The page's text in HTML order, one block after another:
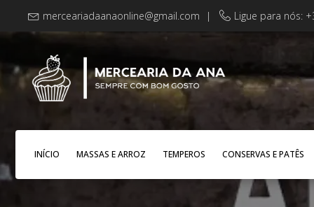
merceariadaanaonline@gmail.com | Ligue para nós:
INÍCIO MASSAS E ARROZ TEMPEROS CONSERVAS E PATÊS